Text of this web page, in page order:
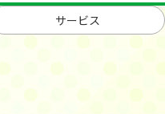
サービス